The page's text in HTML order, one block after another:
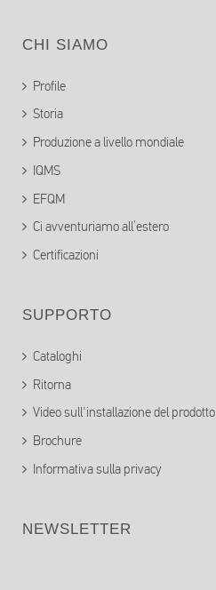
CHI SIAMO
Profile
Storia
Produzione a livello mondiale
IQMS
EFQM
Ci avventuriamo all’estero
Certificazioni
SUPPORTO
Cataloghi
Ritorna
Video sull'installazione del prodotto
Brochure
Informativa sulla privacy
NEWSLETTER